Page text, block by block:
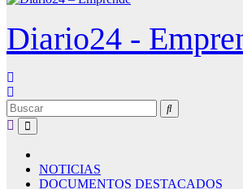
Diario24 -
NOTICIAS
DOCUMENTOS DESTACADOS